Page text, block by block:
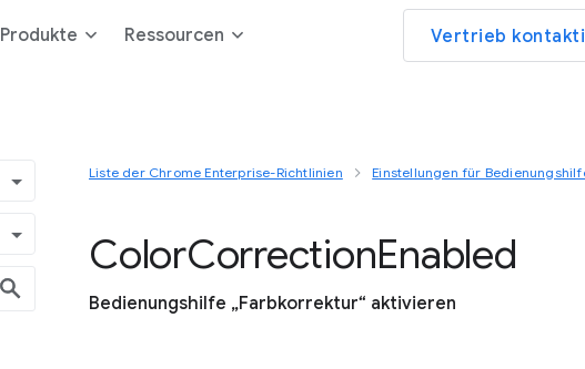
Produkte Ressourcen Vertrieb
Liste der Chrome Enterprise-Richtlinien Einstellungen für
ColorCorrectionEnabled
Bedienungshilfe „Farbkorrektur“ aktivieren